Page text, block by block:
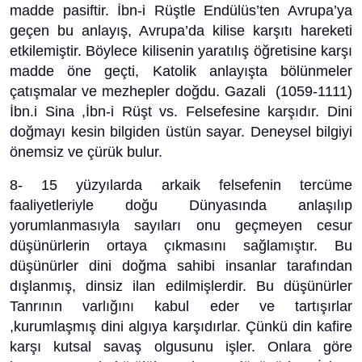
madde pasiftir. İbn-i Rüştle Endülüs’ten Avrupa’ya
geçen bu anlayış, Avrupa’da kilise karşıtı hareketi
etkilemiştir. Böylece kilisenin yaratılış öğretisine karşı
madde öne geçti, Katolik anlayışta bölünmeler
çatışmalar ve mezhepler doğdu. Gazali (1059-1111)
İbn.i Sina ,İbn-i Rüşt vs. Felsefesine karşıdır. Dini
doğmayı kesin bilgiden üstün sayar. Deneysel bilgiyi
önemsiz ve çürük bulur.
8- 15 yüzyılarda arkaik felsefenin tercüme
faaliyetleriyle doğu Dünyasında anlaşılıp
yorumlanmasıyla sayıları onu geçmeyen cesur
düşünürlerin ortaya çıkmasını sağlamıştır. Bu
düşünürler dini doğma sahibi insanlar tarafından
dışlanmış, dinsiz ilan edilmişlerdir. Bu düşünürler
Tanrının varlığını kabul eder ve tartışırlar
,kurumlaşmış dini algıya karşıdırlar. Çünkü din kafire
karşı kutsal savaş olgusunu işler. Onlara göre